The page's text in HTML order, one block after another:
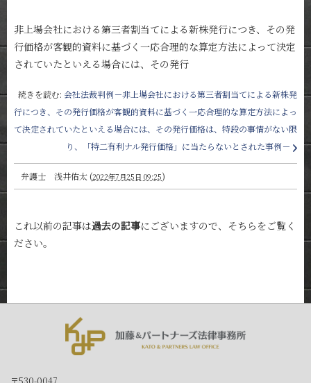
非上場会社における第三者割当てによる新株発行につき、その発
行価格が客観的資料に基づく一応合理的な算定方法によって決定
されていたといえる場合には、その発行
続きを読む: 会社法裁判例－非上場会社における第三者割当てによる新株発
行につき、その発行価格が客観的資料に基づく一応合理的な算定方法によっ
て決定されていたといえる場合には、その発行価格は、特段の事情がない限
り、「特二有利ナル発行価格」に当たらないとされた事例－
弁護士 浅井佑太 (2022年7月25日 09:25)
これ以前の記事は過去の記事にございますので、そちらをご覧く
ださい。